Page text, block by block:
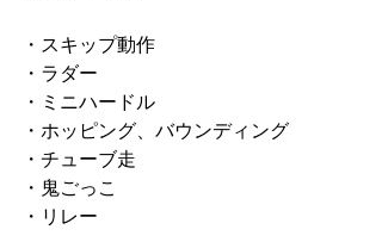
・スキップ動作
・ラダー
・ミニハードル
・ホッピング、バウンディング
・チューブ走
・鬼ごっこ
・リレー